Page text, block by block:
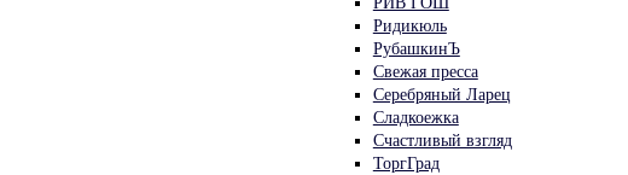
Ридикюль
РубашкинЪ
Свежая пресса
Серебряный Ларец
Сладкоежка
Счастливый взгляд
ТоргГрад